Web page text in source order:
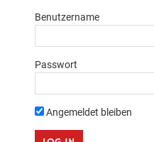
Benutzername
Passwort
Angemeldet bleiben